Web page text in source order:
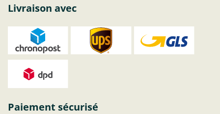
Livraison avec
Paiement sécurisé